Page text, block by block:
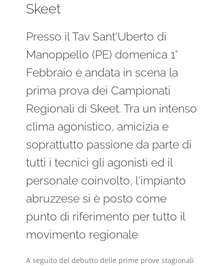
Skeet
Presso il Tav Sant'Uberto di
Manoppello (PE) domenica 1°
Febbraio è andata in scena la
prima prova dei Campionati
Regionali di Skeet. Tra un intenso
clima agonistico, amicizia e
soprattutto passione da parte di
tutti i tecnici gli agonisti ed il
personale coinvolto, l'impianto
abruzzese si è posto come
punto di riferimento per tutto il
movimento regionale
A seguito del debutto delle prime prove stagionali